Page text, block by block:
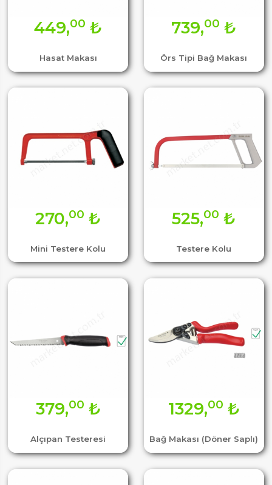
Hasat Makası
449,00 ₺
Örs Tipi Bağ Makası
739,00 ₺
Mini Testere Kolu
270,00 ₺
Testere Kolu
525,00 ₺
Alçıpan Testeresi
379,00 ₺
Bağ Makası (Döner Saplı)
1329,00 ₺